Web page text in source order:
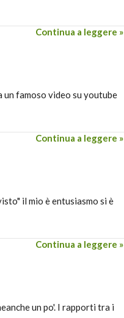
Continua a leggere »
un famoso video su youtube
Continua a leggere »
il mio è entusiasmo si è
Continua a leggere »
un po'. I rapporti tra i